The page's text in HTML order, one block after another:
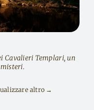
Cavalieri Templari, un
altro →